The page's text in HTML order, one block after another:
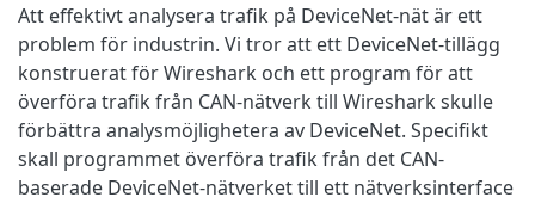
Att effektivt analysera trafik på DeviceNet-nät är ett
problem för industrin. Vi tror att ett DeviceNet-tillägg
konstruerat för Wireshark och ett program för att
överföra trafik från CAN-nätverk till Wireshark skulle
förbättra analysmöjlighetera av DeviceNet. Specifikt
skall programmet överföra trafik från det CAN-
baserade DeviceNet-nätverket till ett nätverksinterface